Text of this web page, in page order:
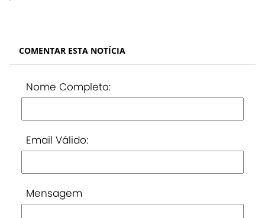
COMENTAR ESTA NOTÍCIA
Nome Completo:
Email Válido:
Mensagem